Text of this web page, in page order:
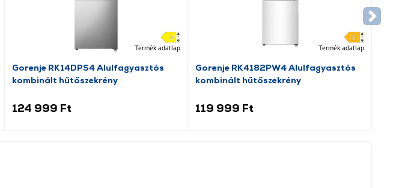
Termék adatlap
Gorenje RK14DPS4 Alulfagyasztós
kombinált hűtőszekrény
124 999 Ft
Termék adatlap
Gorenje RK4182PW4 Alulfagyasztós
kombinált hűtőszekrény
119 999 Ft